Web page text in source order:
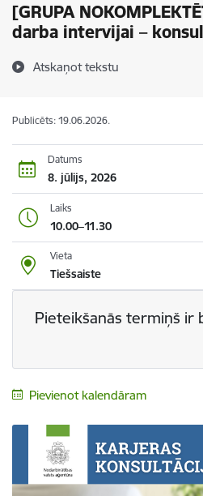
[GRUPA
darba intervijai –
Atskaņot tekstu
Publicēts: 19.06.2026.
Datums
8. jūlijs, 2026
Laiks
10.00–11.30
Vieta
Tiešsaiste
Pieteikšanās termiņš ir
Pievienot kalendāram